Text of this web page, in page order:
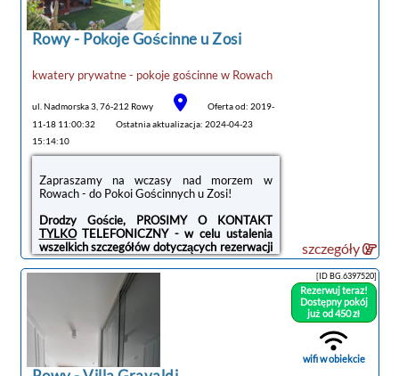
tanie noclegi
Rowy - Pokoje Gościnne u Zosi
kwatery prywatne - pokoje gościnnew Rowach
ul. Nadmorska 3, 76-212 Rowy
Oferta od: 2019-
11-18 11:00:32
Ostatnia aktualizacja: 2024-04-23
15:14:10
Zapraszamy na wczasy nad morzem w
Rowach - do Pokoi Gościnnych u Zosi!
Drodzy Goście, PROSIMY O KONTAKT
TYLKOTELEFONICZNY - w celu ustalenia
wszelkich szczegółów dotyczących rezerwacji
oraz pobytu, dziękujemy!
Pokoje Gościnne u Zosi
spokojnej okolicy w Rowach. Obiekt położony
jest w centrum miasta, a dodatkowo blisko
obiektu jest zejście na piękną plażę, która
znajduje się na terenie Słowińskiego Parku
Narodowego. Oferujemy
osobowe. Pokoje są wyposażone w
szczegóły
[ID BG.6397520]
Rezerwuj teraz!
Dostępny pokój
już od 450 zł
wifi w obiekcie